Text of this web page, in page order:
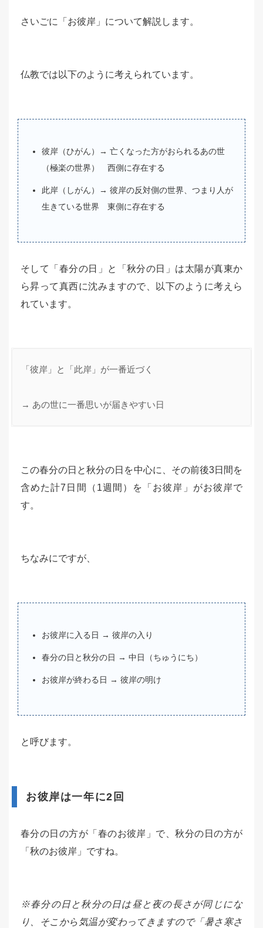
さいごに「お彼岸」について解説します。
仏教では以下のように考えられています。
彼岸（ひがん）→ 亡くなった方がおられるあの世
（極楽の世界） 西側に存在する
此岸（しがん）→ 彼岸の反対側の世界、つまり人が
生きている世界 東側に存在する
そして「春分の日」と「秋分の日」は太陽が真東か
ら昇って真西に沈みますので、以下のように考えら
れています。
「彼岸」と「此岸」が一番近づく
→ あの世に一番思いが届きやすい日
この春分の日と秋分の日を中心に、その前後3日間を
含めた計7日間（1週間）を「お彼岸」がお彼岸で
す。
ちなみにですが、
お彼岸に入る日 → 彼岸の入り
春分の日と秋分の日 → 中日（ちゅうにち）
お彼岸が終わる日 → 彼岸の明け
と呼びます。
お彼岸は一年に2回
春分の日の方が「春のお彼岸」で、秋分の日の方が
「秋のお彼岸」ですね。
※春分の日と秋分の日は昼と夜の長さが同じにな
り、そこから気温が変わってきますので「暑さ寒さ